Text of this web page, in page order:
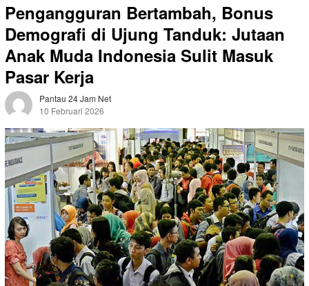
Pengangguran Bertambah, Bonus
Demografi di Ujung Tanduk: Jutaan
Anak Muda Indonesia Sulit Masuk
Pasar Kerja
Pantau 24 Jam Net
10 Februari 2026